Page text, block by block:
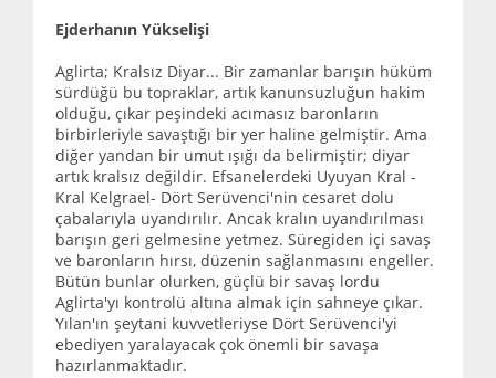
Ejderhanın Yükselişi
Aglirta; Kralsız Diyar... Bir zamanlar barışın hüküm
sürdüğü bu topraklar, artık kanunsuzluğun hakim
olduğu, çıkar peşindeki acımasız baronların
birbirleriyle savaştığı bir yer haline gelmiştir. Ama
diğer yandan bir umut ışığı da belirmiştir; diyar
artık kralsız değildir. Efsanelerdeki Uyuyan Kral -
Kral Kelgrael- Dört Serüvenci'nin cesaret dolu
çabalarıyla uyandırılır. Ancak kralın uyandırılması
barışın geri gelmesine yetmez. Süregiden içi savaş
ve baronların hırsı, düzenin sağlanmasını engeller.
Bütün bunlar olurken, güçlü bir savaş lordu
Aglirta'yı kontrolü altına almak için sahneye çıkar.
Yılan'ın şeytani kuvvetleriyse Dört Serüvenci'yi
ebediyen yaralayacak çok önemli bir savaşa
hazırlanmaktadır.